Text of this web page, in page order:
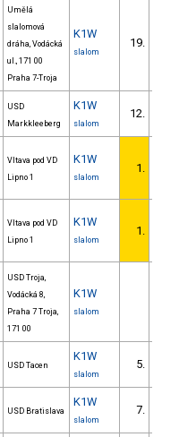
Umělá
slalomová
dráha, Vodácká
ul., 171 00
Praha 7-Troja
K1W
slalom
19.
USD
Markkleeberg
K1W
slalom
12.
Vltava pod VD
Lipno 1
K1W
slalom
1.
Vltava pod VD
Lipno 1
K1W
slalom
1.
USD Troja,
Vodácká 8,
Praha 7 Troja,
171 00
K1W
slalom
USD Tacen
K1W
slalom
5.
USD Bratislava
K1W
slalom
7.